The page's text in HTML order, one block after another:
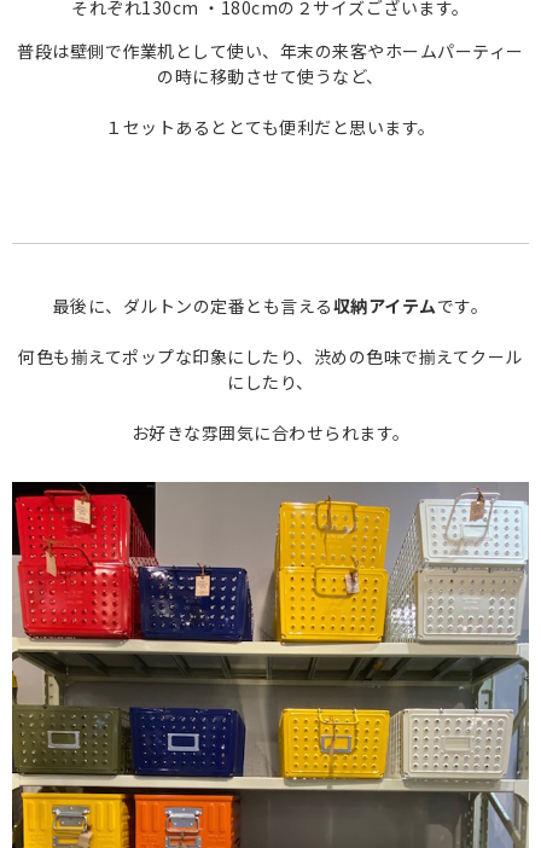
それぞれ130cm ・180cmの２サイズございます。
普段は壁側で作業机として使い、年末の来客やホームパーティー
の時に移動させて使うなど、
１セットあるととても便利だと思います。
最後に、ダルトンの定番とも言える収納アイテムです。
何色も揃えてポップな印象にしたり、渋めの色味で揃えてクール
にしたり、
お好きな雰囲気に合わせられます。